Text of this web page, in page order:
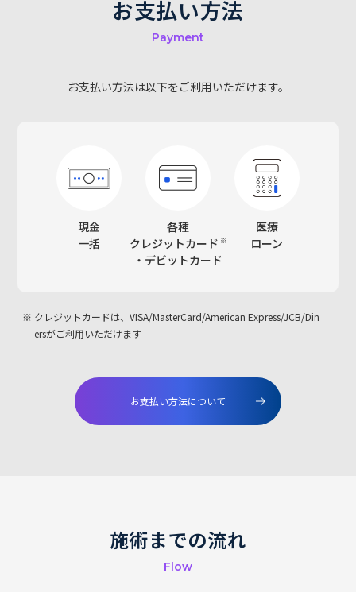
お支払い方法
Payment
お支払い方法は以下をご利用いただけます。
現金
一括
各種
クレジットカード
・ デビットカード
医療
ローン
クレジットカードは、VISA/MasterCard/American Express/JCB/Din
ersがご利用いただけます
お支払い方法について
施術までの流れ
Flow